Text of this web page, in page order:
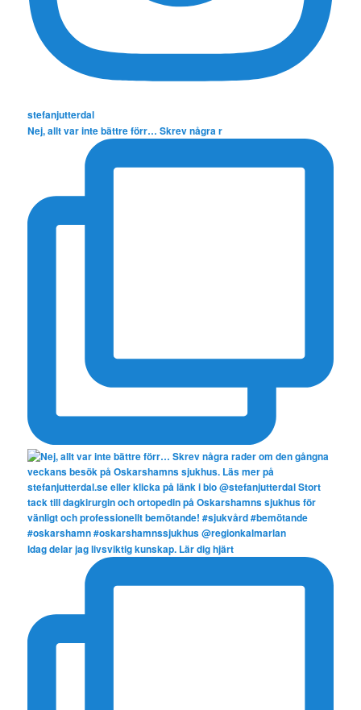
stefanjutterdal
Nej, allt var inte bättre förr… Skrev några r
Idag delar jag livsviktig kunskap. Lär dig hjärt